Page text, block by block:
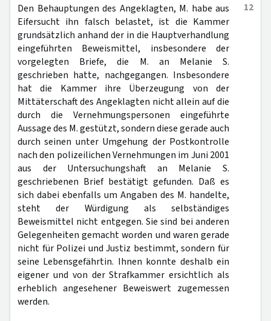
12
Den Behauptungen des Angeklagten, M. habe aus
Eifersucht ihn falsch belastet, ist die Kammer
grundsätzlich anhand der in die Hauptverhandlung
eingeführten Beweismittel, insbesondere der
vorgelegten Briefe, die M. an Melanie S.
geschrieben hatte, nachgegangen. Insbesondere
hat die Kammer ihre Überzeugung von der
Mittäterschaft des Angeklagten nicht allein auf die
durch die Vernehmungspersonen eingeführte
Aussage des M. gestützt, sondern diese gerade auch
durch seinen unter Umgehung der Postkontrolle
nach den polizeilichen Vernehmungen im Juni 2001
aus der Untersuchungshaft an Melanie S.
geschriebenen Brief bestätigt gefunden. Daß es
sich dabei ebenfalls um Angaben des M. handelte,
steht der Würdigung als selbständiges
Beweismittel nicht entgegen. Sie sind bei anderen
Gelegenheiten gemacht worden und waren gerade
nicht für Polizei und Justiz bestimmt, sondern für
seine Lebensgefährtin. Ihnen konnte deshalb ein
eigener und von der Strafkammer ersichtlich als
erheblich angesehener Beweiswert zugemessen
werden.